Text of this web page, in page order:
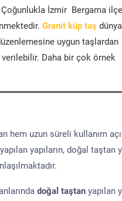
İzmir Bergama
Granit küp taş
uygun taşlardan
Daha bir çok örnek
hem uzun süreli kullanım
yapıların, doğal taştan
doğal taştan yapılan